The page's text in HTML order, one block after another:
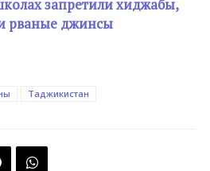
запретили хиджабы,
рваные джинсы
Таджикистан